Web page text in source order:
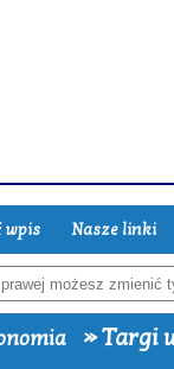
wpis Nasze linki
» Targi